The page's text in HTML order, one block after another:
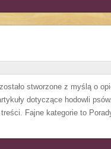
stworzone z myślą o
dotyczące hodowli
Fajne kategorie to